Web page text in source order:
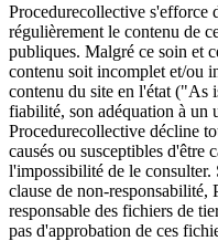
Procedurecollective s'efforce
régulièrement le contenu de
publiques. Malgré ce soin et
contenu soit incomplet et/ou
contenu du site en l'état ("As
fiabilité, son adéquation à un
Procedurecollective décline
causés ou susceptibles d'être
l'impossibilité de le consulter.
clause de non-responsabilité,
responsable des fichiers de
pas d'approbation de ces